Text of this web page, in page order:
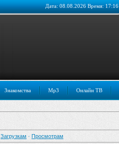
Дата: 08.08.2026 Время: 17:16
Знакомства Mp3 Онлайн ТВ
Загрузкам · Просмотрам